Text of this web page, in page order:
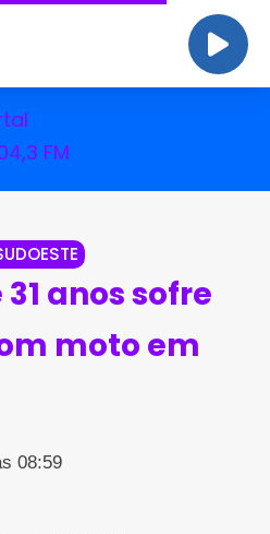
anos sofre
moto em
08:59